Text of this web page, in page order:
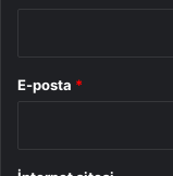
E-posta *